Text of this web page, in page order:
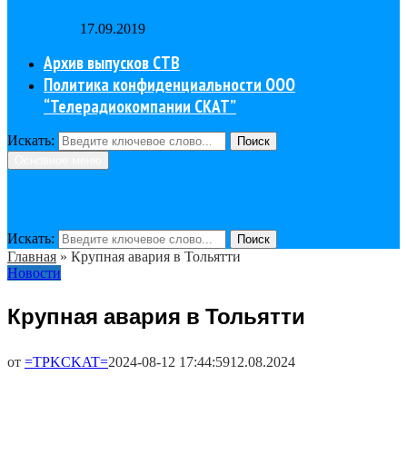
17.09.2019
Архив выпусков СТВ
Политика конфиденциальности ООО
“Телерадиокомпании СКАТ”
Искать:
Поиск
Искать: Поиск
Главная » Крупная авария в Тольятти
Новости
Крупная авария в Тольятти
от =TPKCKAT=2024-08-12 17:44:5912.08.2024